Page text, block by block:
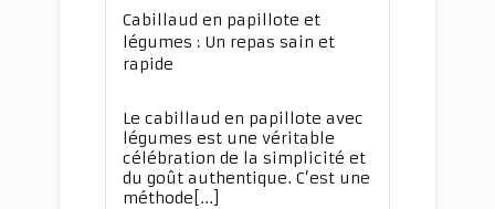
Cabillaud en papillote et
légumes : Un repas sain et
rapide
Le cabillaud en papillote avec
légumes est une véritable
célébration de la simplicité et
du goût authentique. C’est une
méthode[...]